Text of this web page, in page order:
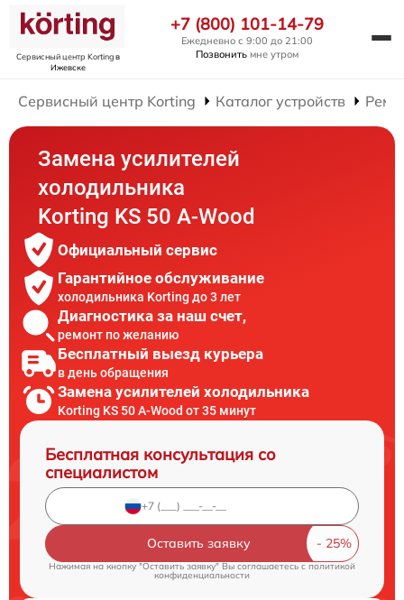
Сервисный центр Kortingв
Ижевске
+7 (800) 101-14-79
Ежедневно с 9:00 до 21:00
Позвонить мне утром
Сервисный центр Korting Каталог устройств
Замена усилителей
холодильника
Korting KS 50 A-Wood
Официальный сервис
Гарантийное обслуживание
холодильника Korting до 3 лет
Диагностика за наш счет,
ремонт по желанию
Бесплатный выезд курьера
в день обращения
Замена усилителей холодильника
Korting KS 50 A-Wood от 35 минут
Бесплатная консультация со
специалистом
Оставить заявку
Нажимая на кнопку "Оставить заявку" Вы соглашаетесь cполитикой
конфиденциальности